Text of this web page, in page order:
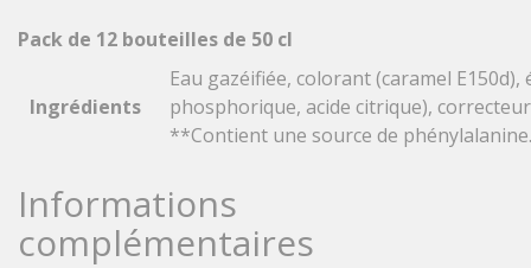
Pack de 12 bouteilles de 50 cl
Ingrédients
Eau gazéifiée, colorant (caramel
phosphorique, acide citrique),
**Contient une source de phénylalanine.
Informations
complémentaires